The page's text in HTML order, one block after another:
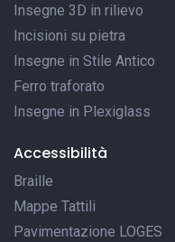
Insegne 3D in rilievo
Incisioni su pietra
Insegne in Stile Antico
Ferro traforato
Insegne in Plexiglass
Accessibilità
Braille
Mappe Tattili
Pavimentazione LOGES